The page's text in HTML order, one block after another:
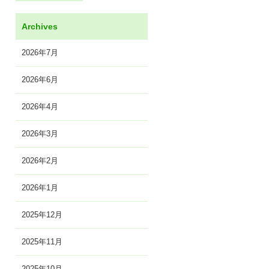
Archives
2026年7月
2026年6月
2026年4月
2026年3月
2026年2月
2026年1月
2025年12月
2025年11月